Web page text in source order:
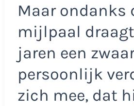
Maar ondanks
mijlpaal
jaren een
persoonlijk
zich mee, dat